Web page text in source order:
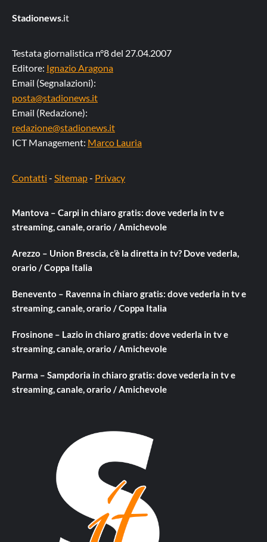
Stadionews.it
Testata giornalistica n°8 del 27.04.2007
Editore: Ignazio Aragona
Email (Segnalazioni):
posta@stadionews.it
Email (Redazione):
redazione@stadionews.it
ICT Management: Marco Lauria
Contatti - Sitemap- Privacy
Mantova – Carpi in chiaro gratis: dove vederla in tv e
streaming, canale, orario / Amichevole
Arezzo – Union Brescia, c’è la diretta in tv? Dove vederla,
orario / Coppa Italia
Benevento – Ravenna in chiaro gratis: dove vederla in tv e
streaming, canale, orario / Coppa Italia
Frosinone – Lazio in chiaro gratis: dove vederla in tv e
streaming, canale, orario / Amichevole
Parma – Sampdoria in chiaro gratis: dove vederla in tv e
streaming, canale, orario / Amichevole